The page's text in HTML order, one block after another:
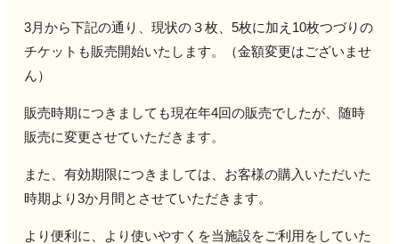
3月から下記の通り、現状の３枚、5枚に加え10枚つづりの
チケットも販売開始いたします。（金額変更はございませ
ん）
販売時期につきましても現在年4回の販売でしたが、随時
販売に変更させていただきます。
また、有効期限につきましては、お客様の購入いただいた
時期より3か月間とさせていただきます。
より便利に、より使いやすくを当施設をご利用をしていた